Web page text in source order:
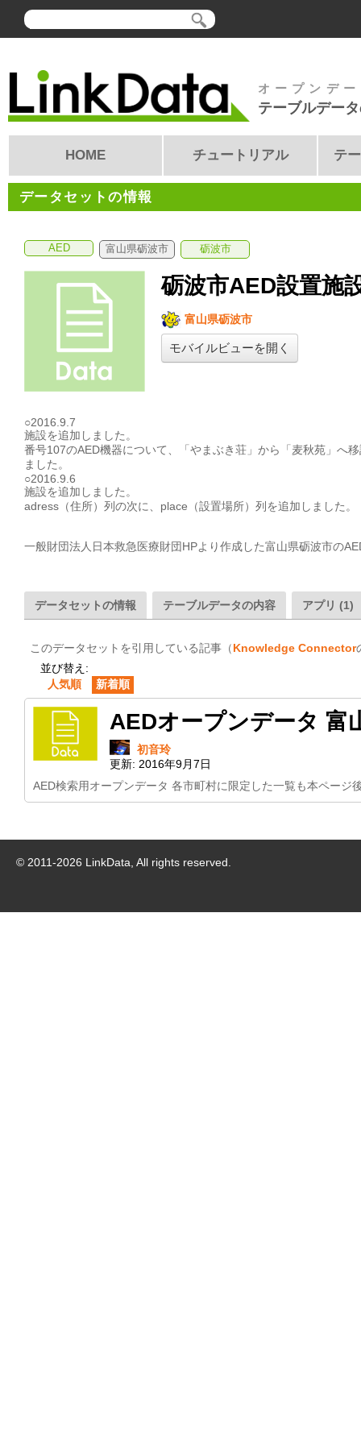
オープンデ
テーブルデー
HOME チュートリアル テ
データセットの情報
AED 富山県砺波市 砺波市
砺波市AED設置施
富山県砺波市
モバイルビューを開く
○2016.9.7
施設を追加しました。
番号107のAED機器について、「やまぶき荘」から「麦秋苑」へ
ました。
○2016.9.6
施設を追加しました。
adress（住所）列の次に、place（設置場所）列を追加しました。
一般財団法人日本救急医療財団HPより作成した富山県砺波市の
データセットの情報 テーブルデータの内容 アプリ (1)
このデータセットを引用している記事（Knowledge Connector
並び替え:
人気順
新着順
AEDオープンデータ 富
初音玲
更新: 2016年9月7日
AED検索用オープンデータ 各市町村に限定した一覧も本ページ
© 2011-2026 LinkData, All rights reserved.